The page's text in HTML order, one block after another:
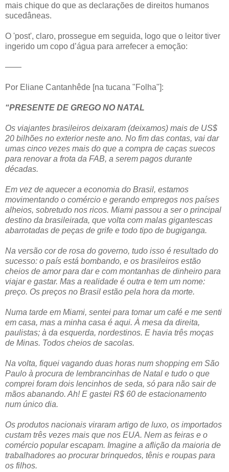
mais chique do que as declarações de direitos humanos
sucedâneas.
O 'post', claro, prossegue em seguida, logo que o leitor tiver
ingerido um copo d’água para arrefecer a emoção:
——
Por Eliane Cantanhêde [na tucana "Folha"]:
“PRESENTE DE GREGO NO NATAL
Os viajantes brasileiros deixaram (deixamos) mais de US$
20 bilhões no exterior neste ano. No fim das contas, vai dar
umas cinco vezes mais do que a compra de caças suecos
para renovar a frota da FAB, a serem pagos durante
décadas.
Em vez de aquecer a economia do Brasil, estamos
movimentando o comércio e gerando empregos nos países
alheios, sobretudo nos ricos. Miami passou a ser o principal
destino da brasileirada, que volta com malas gigantescas
abarrotadas de peças de grife e todo tipo de bugiganga.
Na versão cor de rosa do governo, tudo isso é resultado do
sucesso: o país está bombando, e os brasileiros estão
cheios de amor para dar e com montanhas de dinheiro para
viajar e gastar. Mas a realidade é outra e tem um nome:
preço. Os preços no Brasil estão pela hora da morte.
Numa tarde em Miami, sentei para tomar um café e me senti
em casa, mas a minha casa é aqui. À mesa da direita,
paulistas; à da esquerda, nordestinos. E havia três moças
de Minas. Todos cheios de sacolas.
Na volta, fiquei vagando duas horas num shopping em São
Paulo à procura de lembrancinhas de Natal e tudo o que
comprei foram dois lencinhos de seda, só para não sair de
mãos abanando. Ah! E gastei R$ 60 de estacionamento
num único dia.
Os produtos nacionais viraram artigo de luxo, os importados
custam três vezes mais que nos EUA. Nem as feiras e o
comércio popular escapam. Imagine a aflição da maioria de
trabalhadores ao procurar brinquedos, tênis e roupas para
os filhos.